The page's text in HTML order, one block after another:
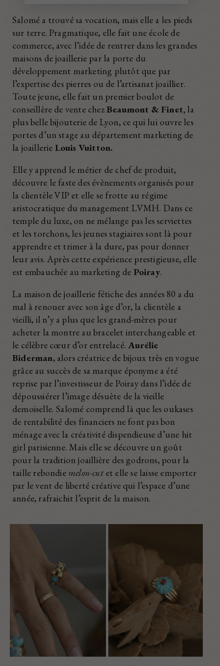
Salomé a trouvé sa vocation, mais elle a les pieds
sur terre. Pragmatique, elle fait une école de
commerce, avec l’idée de rentrer dans les grandes
maisons de joaillerie par la porte du
développement marketing plutôt que par
l’expertise des pierres ou de l’artisanat joaillier.
Toute jeune, elle fait un premier boulot de
conseillère de vente chezBeaumont & Finet, la
plus belle bijouterie de Lyon, ce qui lui ouvre les
portes d’un stage au département marketing de
la joaillerie Louis Vuitton.
Elle y apprend le métier de chef de produit,
découvre le faste des évènements organisés pour
la clientèle VIP et elle se frotte au régime
aristocratique du management LVMH. Dans ce
temple du luxe, on ne mélange pas les serviettes
et les torchons, les jeunes stagiaires sont là pour
apprendre et trimer à la dure, pas pour donner
leur avis. Après cette expérience prestigieuse, elle
est embauchée au marketing de Poiray.
La maison de joaillerie fétiche des années 80 a du
mal à renouer avec son âge d’or, la clientèle a
vieilli, il n’y a plus que les grand-mères pour
acheter la montre au bracelet interchangeable et
le célèbre cœur d’or entrelacé.Aurélie
Biderman, alors créatrice de bijoux très en vogue
grâce au succès de sa marque éponyme a été
reprise par l’investisseur de Poiray dans l’idée de
dépoussiérer l’image désuète de la vieille
demoiselle. Salomé comprend là que les oukases
de rentabilité des financiers ne font pas bon
ménage avec la créativité dispendieuse d’une hit
girl parisienne. Mais elle se découvre un goût
pour la tradition joaillière des godrons, pour la
taille rebondie melon-cutet elle se laisse emporter
par le vent de liberté créative qui l’espace d’une
année, rafraichit l’esprit de la maison.